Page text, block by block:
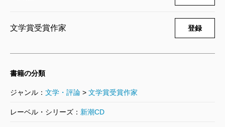
文学賞受賞作家 登録
書籍の分類
ジャンル： 文学・評論 > 文学賞受賞作家
レーベル・シリーズ： 新潮CD